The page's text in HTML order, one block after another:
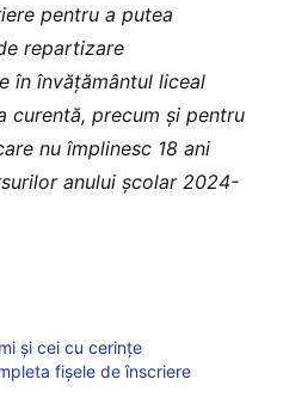
pentru a putea
repartizare
în învățământul liceal
curentă, precum și pentru
nu împlinesc 18 ani
anului școlar 2024-
și cei cu cerințe
fișele de înscriere